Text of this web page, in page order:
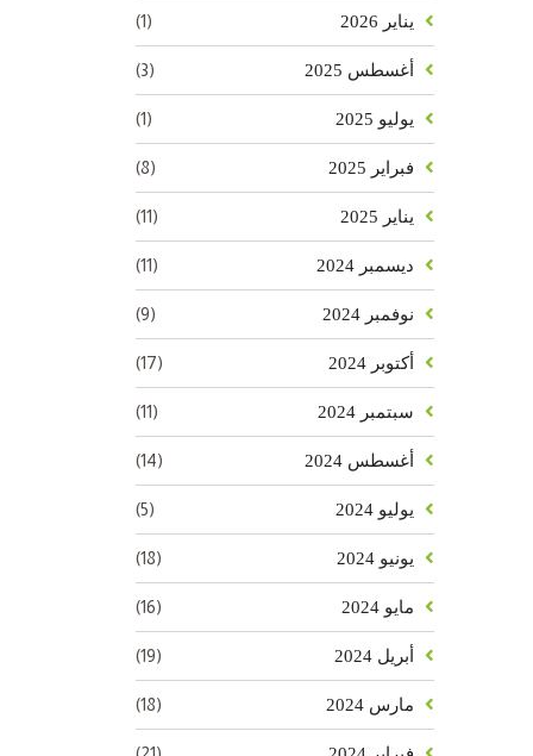
يناير 2026 (1)
أغسطس 2025 (3)
يوليو 2025 (1)
فبراير 2025 (8)
يناير 2025 (11)
ديسمبر 2024 (11)
نوفمبر 2024 (9)
أكتوبر 2024 (17)
سبتمبر 2024 (11)
أغسطس 2024 (14)
يوليو 2024 (5)
يونيو 2024 (18)
مايو 2024 (16)
أبريل 2024 (19)
مارس 2024 (18)